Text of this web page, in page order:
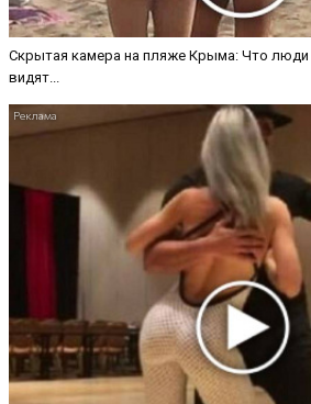
Скрытая камера на пляже Крыма: Что люди
видят...